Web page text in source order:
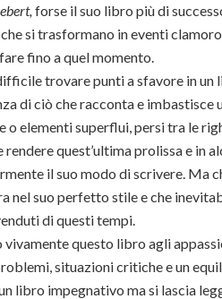
forse il suo libro più di
si trasformano in eventi
fino a quel momento.
trovare punti a sfavore in un
di ciò che racconta e
o elementi superflui, persi tra le
quest’ultima prolissa e in
il suo modo di scrivere. Ma
nel suo perfetto stile e che
di questi tempi.
vivamente questo libro agli
situazioni critiche e un
libro impegnativo ma si lascia